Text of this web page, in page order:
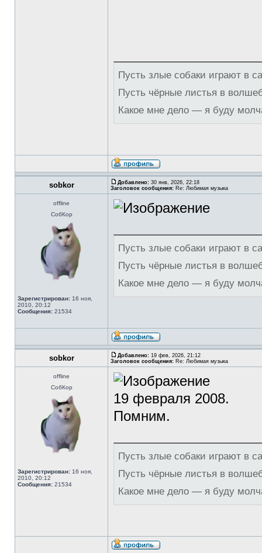
Пусть злые собаки играют в
Пусть чёрные листья в
Какое мне дело — я буду
sobkor Добавлено: 30 янв, 2026, 22:18
Заголовок сообщения: Re: Любимая музыка
offline
СобКор
Зарегистрирован: 16 ноя,
2010, 20:12
Сообщения: 21534
Пусть злые собаки играют в
Пусть чёрные листья в
Какое мне дело — я буду
sobkor Добавлено: 19 фев, 2026, 21:12
Заголовок сообщения: Re: Любимая музыка
offline
СобКор
Зарегистрирован: 16 ноя,
2010, 20:12
Сообщения: 21534
19 февраля 2008.
Помним.
Пусть злые собаки играют в
Пусть чёрные листья в
Какое мне дело — я буду